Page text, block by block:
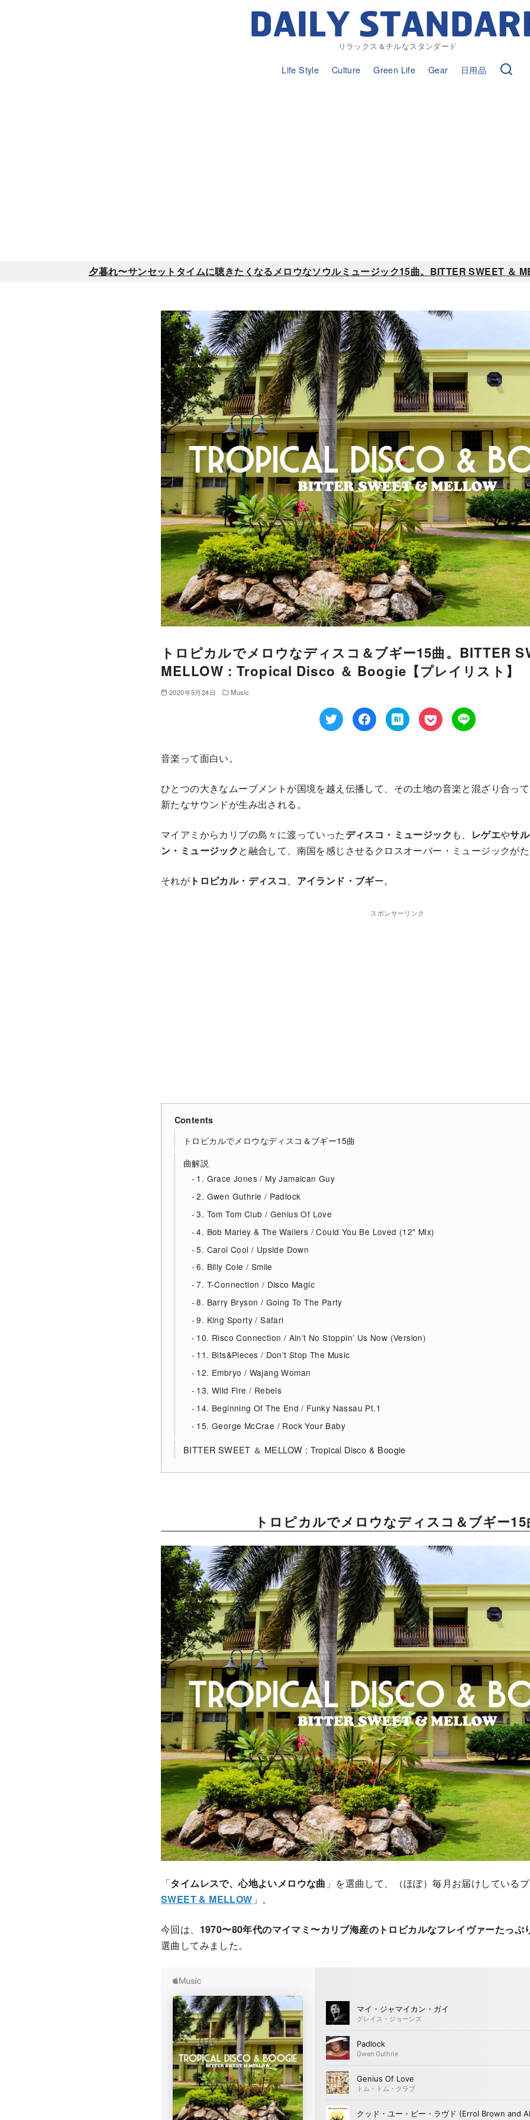
リラックス＆チルなスタンダード
Life Style Culture Green Life Gear 日用品
夕暮れ〜サンセットタイムに聴きたくなるメロウなソウルミュージック15曲。BITTER SWEET ＆
トロピカルでメロウなディスコ＆ブギー15曲。BITTER
MELLOW : Tropical Disco ＆ Boogie【プレイリスト】
2020年5月24日 Music
音楽って面白い。
ひとつの大きなムーブメントが国境を越え伝播して、その土地の音楽と混ざり合っ
新たなサウンドが生み出される。
マイアミからカリブの島々に渡っていったディスコ・ミュージック も、 レゲエやサ
ン・ミュージックと融合して、南国を感じさせるクロスオーバー・ミュージックが
それが トロピカル・ディスコ、 アイランド・ブギー。
スポンサーリンク
Contents
トロピカルでメロウなディスコ＆ブギー15曲
曲解説
1. Grace Jones / My Jamaican Guy
2. Gwen Guthrie / Padlock
3. Tom Tom Club / Genius Of Love
4. Bob Marley & The Wailers / Could You Be Loved (12″ Mix)
5. Carol Cool / Upside Down
6. Billy Cole / Smile
7. T-Connection / Disco Magic
8. Barry Bryson / Going To The Party
9. King Sporty / Safari
10. Risco Connection / Ain’t No Stoppin’ Us Now (Version)
11. Bits&Pieces / Don’t Stop The Music
12. Embryo / Wajang Woman
13. Wild Fire / Rebels
14. Beginning Of The End / Funky Nassau Pt.1
15. George McCrae / Rock Your Baby
BITTER SWEET ＆ MELLOW : Tropical Disco & Boogie
トロピカルでメロウなディスコ＆ブギー15
「タイムレスで、心地よいメロウな曲 」を選曲して、（ほぼ）毎月お届けしている
SWEET & MELLOW 」。
今回は、 1970〜80年代のマイマミ〜カリブ海産のトロピカルなフレイヴァーたっぷ
選曲してみました。